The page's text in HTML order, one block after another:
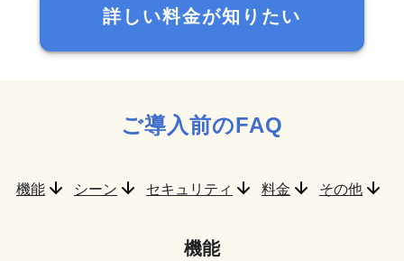
詳しい料金が知りたい
ご導入前のFAQ
機能 シーン セキュリティ 料金 その他
機能